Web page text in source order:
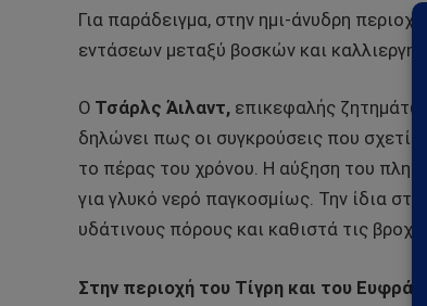
Για παράδειγμα, στην ημι-άνυδρη
εντάσεων μεταξύ βοσκών και
Ο Τσάρλς Άιλαντ, επικεφαλής
δηλώνει πως οι συγκρούσεις που
το πέρας του χρόνου. Η αύξηση του
για γλυκό νερό παγκοσμίως. Την ίδια
υδάτινους πόρους και καθιστά τις
Στην περιοχή του Τίγρη και του Ευφράτη,